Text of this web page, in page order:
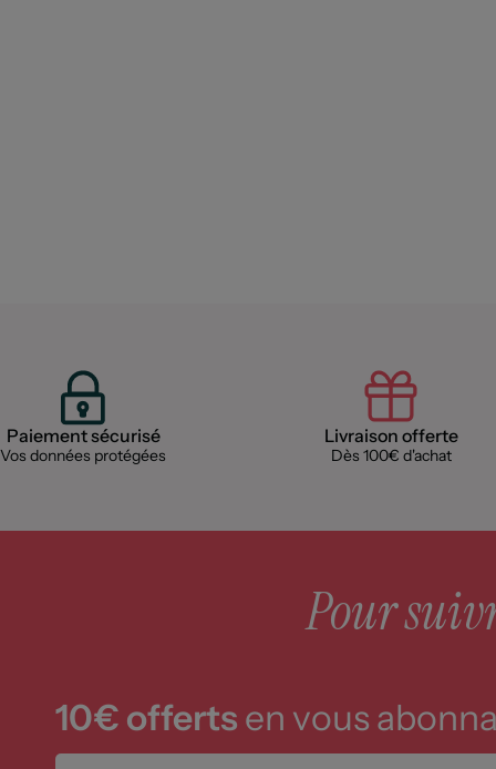
Paiement sécurisé
Vos données protégées
Livraison offerte
Dès 100€ d'achat
Pour
10€ offerts en vous